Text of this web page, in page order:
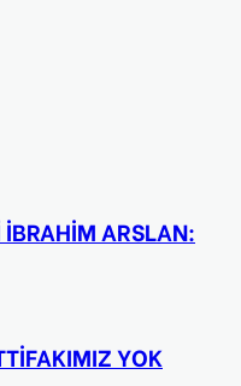
İBRAHİM ARSLAN:
YOK